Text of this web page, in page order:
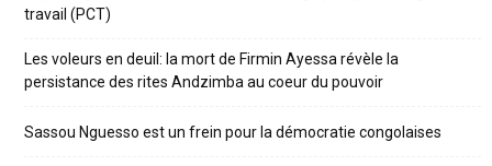
travail (PCT)
Les voleurs en deuil: la mort de Firmin Ayessa révèle la
persistance des rites Andzimba au coeur du pouvoir
Sassou Nguesso est un frein pour la démocratie congolaises